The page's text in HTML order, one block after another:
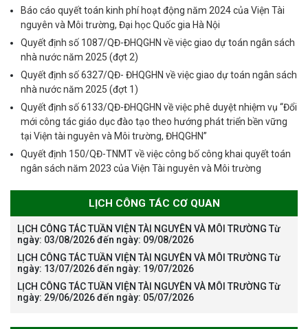
Báo cáo quyết toán kinh phí hoạt động năm 2024 của Viện Tài
nguyên và Môi trường, Đại học Quốc gia Hà Nội
Quyết định số 1087/QĐ-ĐHQGHN về việc giao dự toán ngân sách
nhà nước năm 2025 (đợt 2)
Quyết định số 6327/QĐ- ĐHQGHN về việc giao dự toán ngân sách
nhà nước năm 2025 (đợt 1)
Quyết định số 6133/QĐ-ĐHQGHN về việc phê duyệt nhiệm vụ “Đổi
mới công tác giáo dục đào tạo theo hướng phát triển bền vững
tại Viện tài nguyên và Môi trường, ĐHQGHN”
Quyết định 150/QĐ-TNMT về việc công bố công khai quyết toán
ngân sách năm 2023 của Viện Tài nguyên và Môi trường
LỊCH CÔNG TÁC CƠ QUAN
LỊCH CÔNG TÁC TUẦN VIỆN TÀI NGUYÊN VÀ MÔI TRƯỜNG Từ
ngày: 03/08/2026 đến ngày: 09/08/2026
LỊCH CÔNG TÁC TUẦN VIỆN TÀI NGUYÊN VÀ MÔI TRƯỜNG Từ
ngày: 13/07/2026 đến ngày: 19/07/2026
LỊCH CÔNG TÁC TUẦN VIỆN TÀI NGUYÊN VÀ MÔI TRƯỜNG Từ
ngày: 29/06/2026 đến ngày: 05/07/2026